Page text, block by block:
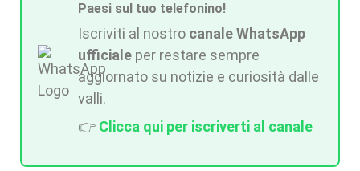
Paesi sul tuo telefonino!
Iscriviti al nostro canale WhatsApp
ufficiale per restare sempre
aggiornato su notizie e curiosità dalle
valli.
👉 Clicca qui per iscriverti al canale